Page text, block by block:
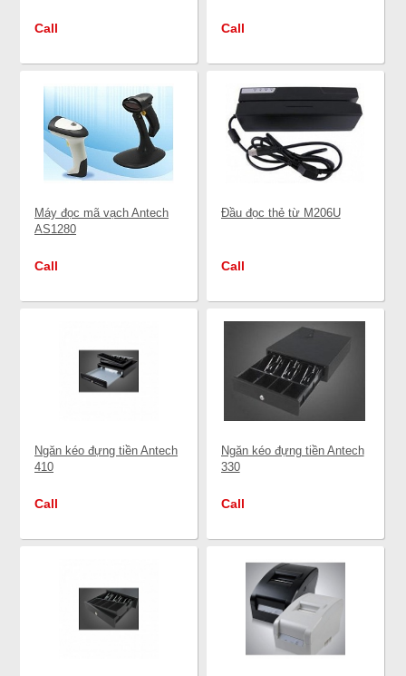
Call Call
Máy đọc mã vạch Antech
AS1280
Call
Đầu đọc thẻ từ M206U
Call
Ngăn kéo đựng tiền Antech
410
Call
Ngăn kéo đựng tiền Antech
330
Call